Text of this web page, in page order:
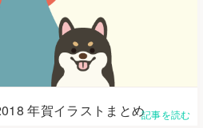
年賀イラストまとめ記事を読む